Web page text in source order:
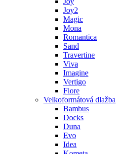
Joy2
Magic
Mona
Romantica
Sand
Travertine
Viva
Imagine
Vertigo
Fiore
Velkoformátová dlažba
Bambus
Docks
Duna
Evo
Idea